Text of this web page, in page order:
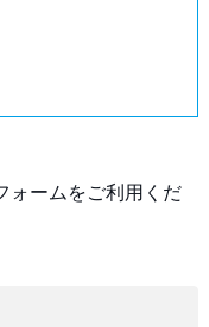
ォームをご利用くだ